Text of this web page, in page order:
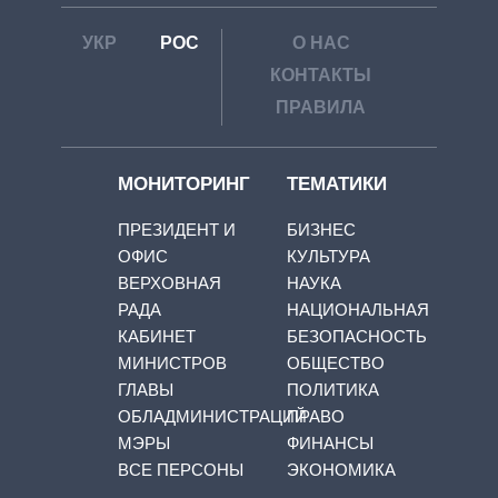
УКР РОС
О НАС
КОНТАКТЫ
ПРАВИЛА
МОНИТОРИНГ
ПРЕЗИДЕНТ И
ОФИС
ВЕРХОВНАЯ
РАДА
КАБИНЕТ
МИНИСТРОВ
ГЛАВЫ
ОБЛАДМИНИСТРАЦИЙ
МЭРЫ
ВСЕ ПЕРСОНЫ
ТЕМАТИКИ
БИЗНЕС
КУЛЬТУРА
НАУКА
НАЦИОНАЛЬНАЯ
БЕЗОПАСНОСТЬ
ОБЩЕСТВО
ПОЛИТИКА
ПРАВО
ФИНАНСЫ
ЭКОНОМИКА